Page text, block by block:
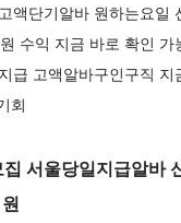
액단기알바 원하는요일
수익 지금 바로 확인 가
급 고액알바구인구직
회
서울당일지급알바